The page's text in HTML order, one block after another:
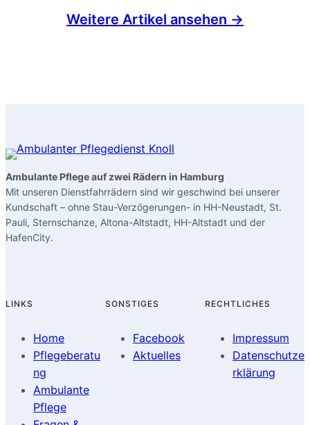
Weitere Artikel ansehen →
Ambulante Pflege auf zwei Rädern in Hamburg
Mit unseren Dienstfahrrädern sind wir geschwind bei unserer
Kundschaft – ohne Stau-Verzögerungen- in HH-Neustadt, St.
Pauli, Sternschanze, Altona-Altstadt, HH-Altstadt und der
HafenCity.
LINKS
Home
Pflegeberatu
ng
Ambulante
Pflege
SONSTIGES
Facebook
Aktuelles
RECHTLICHES
Impressum
Datenschutze
rklärung